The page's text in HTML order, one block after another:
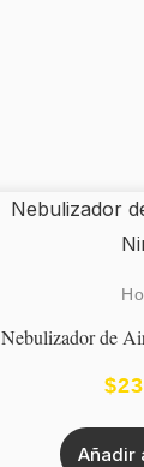
Nebulizador de
$
Añadir